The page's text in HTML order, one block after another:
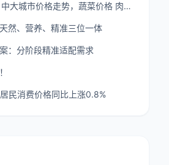
2026年 1月初，中大城市价格走势，蔬菜价格 肉类价格
然、营养、精准三位一体
：分阶段精准适配需求
民消费价格同比上涨0.8%